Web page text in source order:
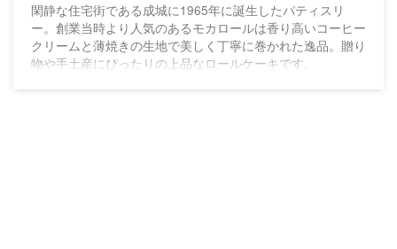
閑静な住宅街である成城に1965年に誕生したパティスリ
ー。創業当時より人気のあるモカロールは香り高いコーヒー
クリームと薄焼きの生地で美しく丁寧に巻かれた逸品。贈り
物や手土産にぴったりの上品なロールケーキです。